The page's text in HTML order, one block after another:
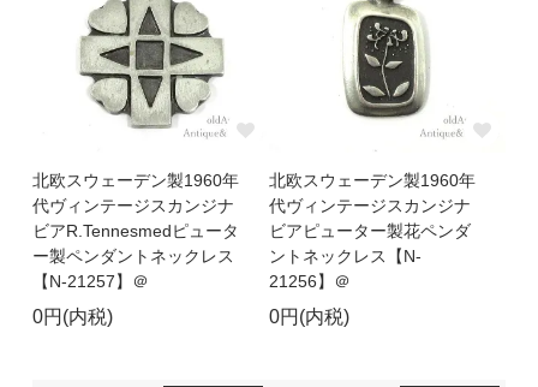
北欧スウェーデン製1960年
代ヴィンテージスカンジナ
ビアR.Tennesmedピュータ
ー製ペンダントネックレス
【N-21257】＠
0円(内税)
北欧スウェーデン製1960年
代ヴィンテージスカンジナ
ビアピューター製花ペンダ
ントネックレス【N-
21256】＠
0円(内税)